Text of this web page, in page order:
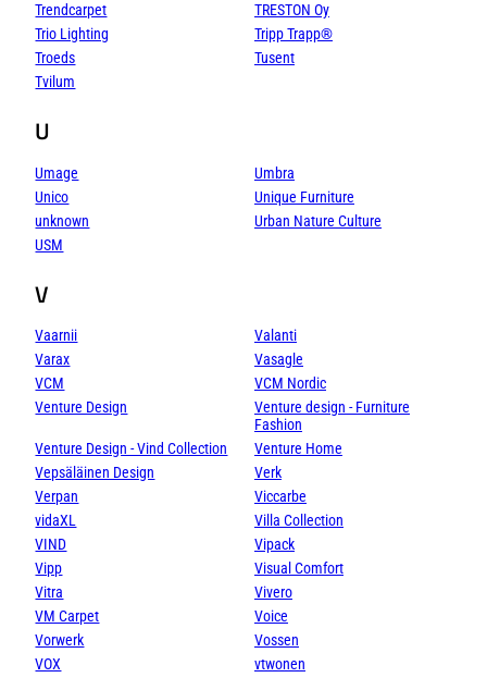
Trendcarpet
TRESTON Oy
Trio Lighting
Tripp Trapp®
Troeds
Tusent
Tvilum
U
Umage
Umbra
Unico
Unique Furniture
unknown
Urban Nature Culture
USM
V
Vaarnii
Valanti
Varax
Vasagle
VCM
VCM Nordic
Venture Design
Venture design - Furniture
Fashion
Venture Design - Vind Collection
Venture Home
Vepsäläinen Design
Verk
Verpan
Viccarbe
vidaXL
Villa Collection
VIND
Vipack
Vipp
Visual Comfort
Vitra
Vivero
VM Carpet
Voice
Vorwerk
Vossen
VOX
vtwonen